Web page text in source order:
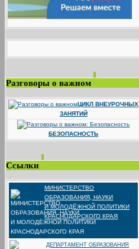
Разговоры о важном
ЦИКЛ ВНЕУРОЧНЫХ
ЗАНЯТИЙ
БЕЗОПАСНОСТЬ
Ссылки
МИНИСТЕРСТВО
ОБРАЗОВАНИЯ, НАУКИ
И МОЛОДЁЖНОЙ ПОЛИТИКИ
КРАСНОДАРСКОГО КРАЯ
ДЕПАРТАМЕНТ ОБРАЗОВАНИЯ